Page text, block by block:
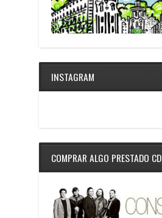
INSTAGRAM
COMPRAR ALGO PRESTADO CD